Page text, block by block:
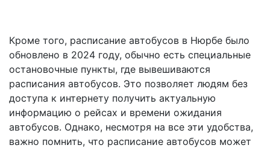
Кроме того, расписание автобусов в Нюрбе было
обновлено в 2024 году, обычно есть специальные
остановочные пункты, где вывешиваются
расписания автобусов. Это позволяет людям без
доступа к интернету получить актуальную
информацию о рейсах и времени ожидания
автобусов. Однако, несмотря на все эти удобства,
важно помнить, что расписание автобусов может